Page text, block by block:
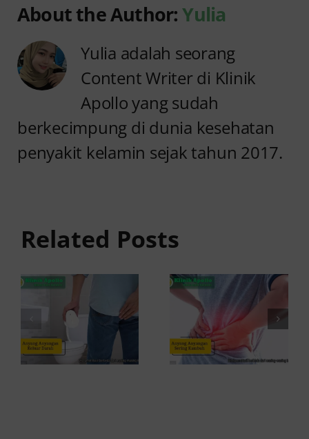
About the Author:Yulia
Yulia adalah seorang
Content Writer di Klinik
Apollo yang sudah
berkecimpung di dunia kesehatan
penyakit kelamin sejak tahun 2017.
Related Posts
Anyang
Darah:
Penyebab
dan Kapan
ke Dokter
Kambuh
dan Cara
Atasinya